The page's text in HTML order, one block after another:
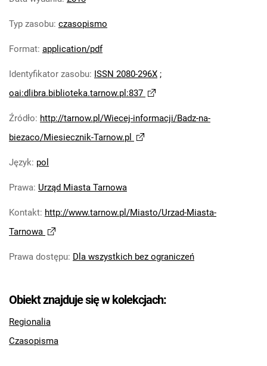
Typ zasobu: czasopismo
Format: application/pdf
Identyfikator zasobu: ISSN 2080-296X ;
oai:dlibra.biblioteka.tarnow.pl:837
Źródło: http://tarnow.pl/Wiecej-informacji/Badz-na-
biezaco/Miesiecznik-Tarnow.pl
Język: pol
Prawa: Urząd Miasta Tarnowa
Kontakt: http://www.tarnow.pl/Miasto/Urzad-Miasta-
Tarnowa
Prawa dostępu: Dla wszystkich bez ograniczeń
Obiekt znajduje się w kolekcjach:
Regionalia
Czasopisma